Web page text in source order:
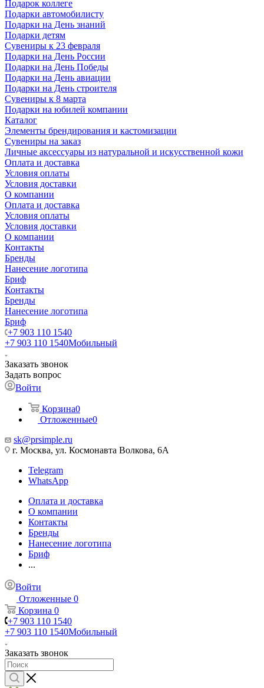
Подарок коллеге
Подарки автомобилисту
Подарки на День знаний
Подарки детям
Сувениры к 23 февраля
Подарки на День России
Подарки на День Победы
Подарки на День авиации
Подарки на День строителя
Сувениры к 8 марта
Подарки на юбилей компании
Каталог
Элементы брендирования и кастомизации
Сувениры на заказ
Личные аксессуары из натуральной и искусственной кожи
Оплата и доставка
Условия оплаты
Условия доставки
О компании
Оплата и доставка
Условия оплаты
Условия доставки
О компании
Контакты
Бренды
Нанесение логотипа
Бриф
Контакты
Бренды
Нанесение логотипа
Бриф
+7 903 110 1540
+7 903 110 1540Мобильный
Заказать звонок
Задать вопрос
Войти
Корзина0
Отложенные0
sk@prsimple.ru
г. Москва, ул. Космонавта Волкова, 6А
Telegram
WhatsApp
Оплата и доставка
О компании
Контакты
Бренды
Нанесение логотипа
Бриф
...
Войти
Отложенные 0
Корзина 0
+7 903 110 1540
+7 903 110 1540Мобильный
Заказать звонок